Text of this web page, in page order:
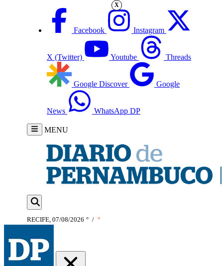
Facebook Instagram
X (Twitter) Youtube Threads
Google Discover Google
News WhatsApp DP
MENU
RECIFE, 07/08/2026 ° / °
X